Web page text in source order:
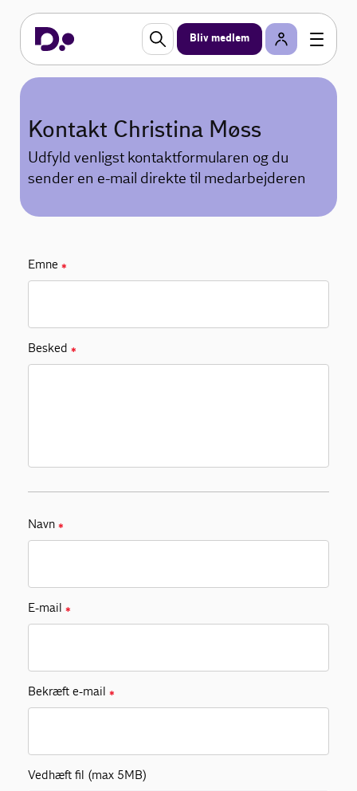
Bliv medlem
Kontakt Christina Møss
Udfyld venligst kontaktformularen og du
sender en e-mail direkte til medarbejderen
Emne ✱
Besked ✱
Navn ✱
E-mail ✱
Bekræft e-mail ✱
Vedhæft fil (max 5MB)